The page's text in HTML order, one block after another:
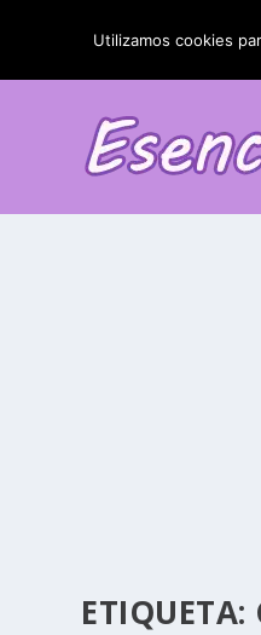
TENDENCIAS:
ETIQUETA:
Utilizamos cookies